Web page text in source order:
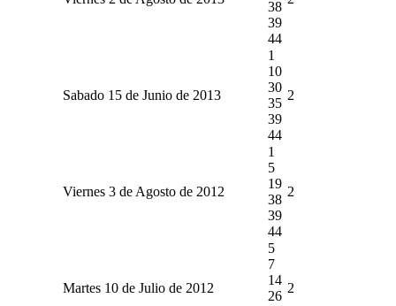
38
39
44
Sabado 15 de Junio de 2013
1
10
30
35
39
44
2
Viernes 3 de Agosto de 2012
1
5
19
38
39
44
2
Martes 10 de Julio de 2012
5
7
14
26
2